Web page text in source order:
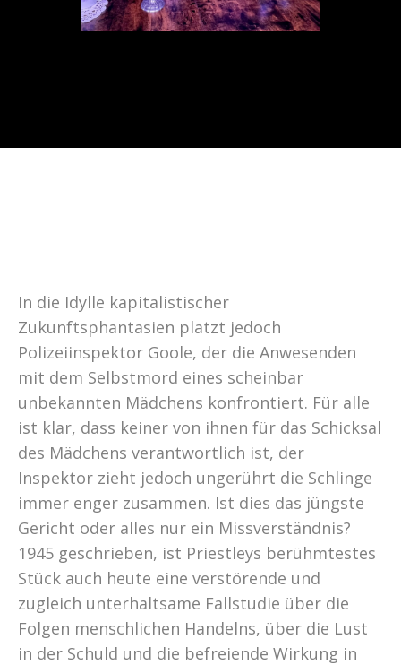
In die Idylle kapitalistischer
Zukunftsphantasien platzt jedoch
Polizeiinspektor Goole, der die Anwesenden
mit dem Selbstmord eines scheinbar
unbekannten Mädchens konfrontiert. Für alle
ist klar, dass keiner von ihnen für das Schicksal
des Mädchens verantwortlich ist, der
Inspektor zieht jedoch ungerührt die Schlinge
immer enger zusammen. Ist dies das jüngste
Gericht oder alles nur ein Missverständnis?
1945 geschrieben, ist Priestleys berühmtestes
Stück auch heute eine verstörende und
zugleich unterhaltsame Fallstudie über die
Folgen menschlichen Handelns, über die Lust
in der Schuld und die befreiende Wirkung in